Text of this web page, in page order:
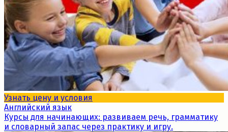
Узнать цену и условия
Английский язык
Курсы для начинающих: развиваем речь, грамматику
и словарный запас через практику и игру.